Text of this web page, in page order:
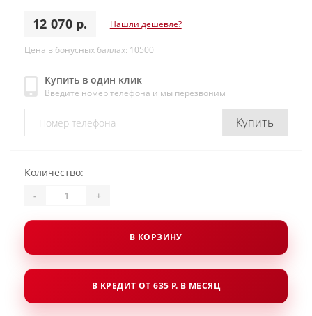
12 070 р. Нашли дешевле?
Цена в бонусных баллах: 10500
Купить в один клик
Введите номер телефона и мы перезвоним
Купить
Количество:
- +
В КОРЗИНУ
В КРЕДИТ ОТ 635 Р. В МЕСЯЦ